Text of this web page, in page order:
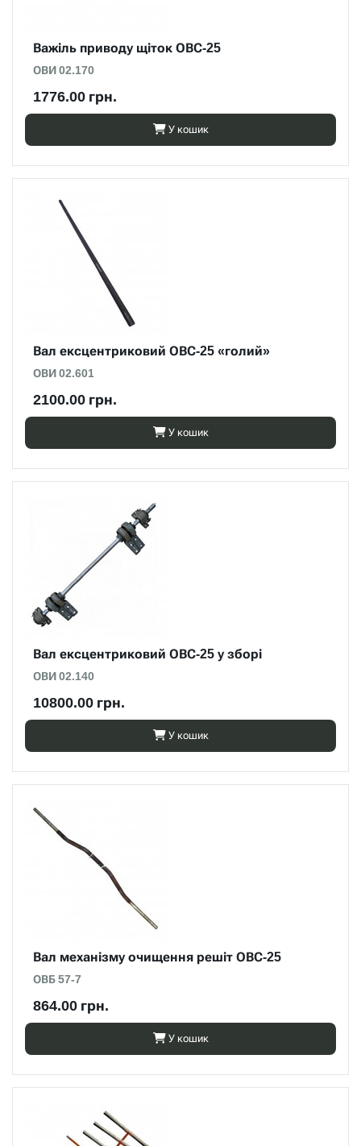
Важіль приводу щіток ОВС-25
ОВИ 02.170
1776.00 грн.
У кошик
Вал ексцентриковий ОВС-25 «голий»
ОВИ 02.601
2100.00 грн.
У кошик
Вал ексцентриковий ОВС-25 у зборі
ОВИ 02.140
10800.00 грн.
У кошик
Вал механізму очищення решіт ОВС-25
ОВБ 57-7
864.00 грн.
У кошик